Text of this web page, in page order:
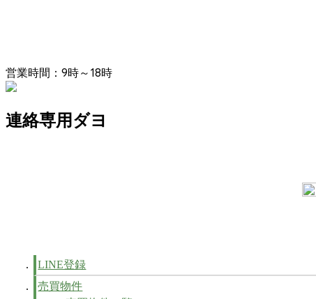
営業時間：9時～18時
連絡専用ダヨ
LINE登録
売買物件